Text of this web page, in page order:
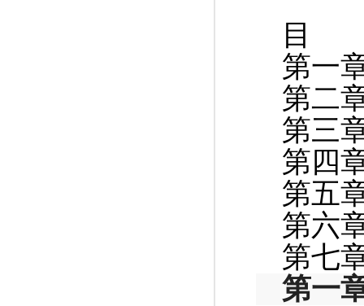
目
第一
第二
第三
第四
第五
第六
第七
第一